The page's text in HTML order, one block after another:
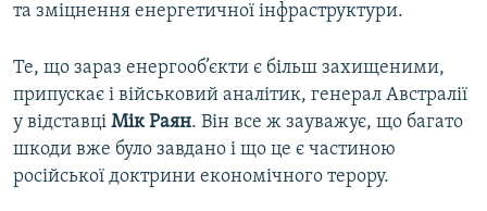
та зміцнення енергетичної інфраструктури.
Те, що зараз енергооб’єкти є більш захищеними,
припускає і військовий аналітик, генерал Австралії
у відставці Мік Раян. Він все ж зауважує, що багато
шкоди вже було завдано і що це є частиною
російської доктрини економічного терору.